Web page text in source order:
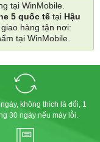
tại WinMobile.
5 quốc tế tại Hậu
hàng tận nơi:
tại WinMobile.
không thích là đổi, 1
30 ngày nếu máy lỗi.